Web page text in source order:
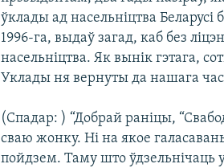
ўклады ад насельніцтва Беларусі
1996-га, выдаў загад, каб без
насельніцтва. Як вынік гэтага,
Уклады ня вернуты да нашага
(Спадар: ) “Добрай раніцы,
сваю жонку. Ні на якое
пойдзем. Таму што ўдзельнічаць